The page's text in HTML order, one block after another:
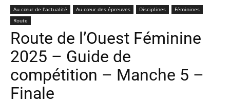
Au cœur de l'actualité Au cœur des épreuves Disciplines
Féminines
Route
Route de l’Ouest Féminine
2025 – Guide de
compétition – Manche 5 –
Finale